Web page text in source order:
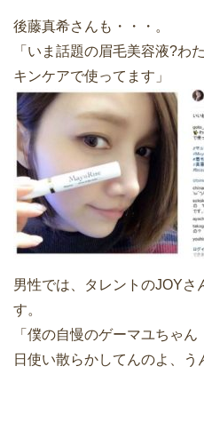
後藤真希さんも・・・。
「いま話題の眉毛美容液?わ
キンケアで使ってます」
男性では、タレントのJOYさ
す。
「僕の自慢のゲーマユちゃ
日使い散らかしてんのよ、う